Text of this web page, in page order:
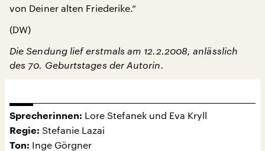
von Deiner alten Friederike.“
(DW)
Die Sendung lief erstmals am 12.2.2008, anlässlich
des 70. Geburtstages der Autorin.
Sprecherinnen: Lore Stefanek und Eva Kryll
Regie: Stefanie Lazai
Ton: Inge Görgner